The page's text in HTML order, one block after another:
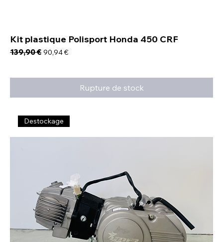
Kit plastique Polisport Honda 450 CRF
Prix original
139,90 € Prix promotionnel
90,94 €
Rupture de stock
Destockage